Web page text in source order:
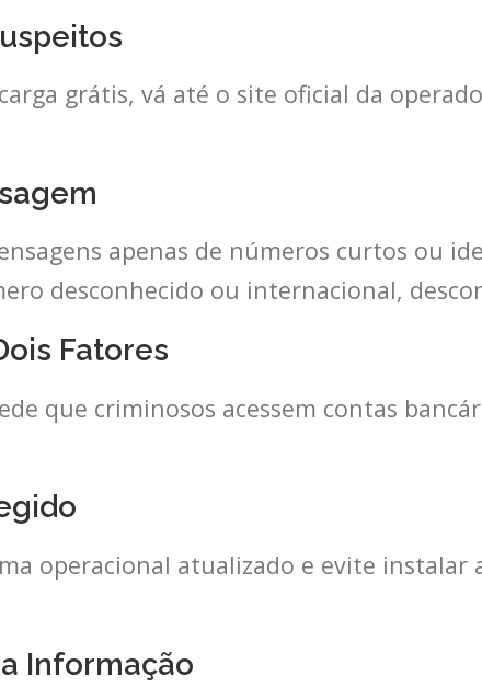
grátis, vá até o site oficial da
apenas de números curtos ou
desconhecido ou internacional,
Fatores
que criminosos acessem contas
operacional atualizado e evite instalar
Informação